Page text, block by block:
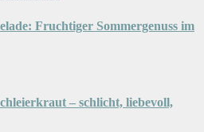
Fruchtiger Sommergenuss im
– schlicht, liebevoll,